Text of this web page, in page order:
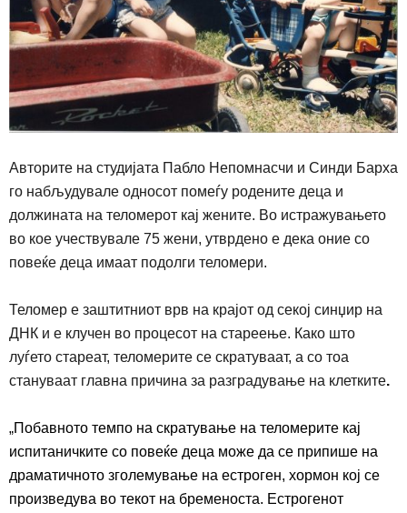
Авторите на студијата Пабло Непомнасчи и Синди Барха
го набљудувале односот помеѓу родените деца и
должината на теломерот кај жените. Во истражувањето
во кое учествувале 75 жени, утврдено е дека оние со
повеќе деца имаат подолги теломери.
Теломер е заштитниот врв на крајот од секој синџир на
ДНК и е клучен во процесот на стареење. Како што
луѓето стареат, теломерите се скратуваат, а со тоа
стануваат главна причина за разградување на клетките.
„Побавното темпо на скратување на теломерите кај
испитаничките со повеќе деца може да се припише на
драматичното зголемување на естроген, хормон кој се
произведува во текот на бременоста. Естрогенот